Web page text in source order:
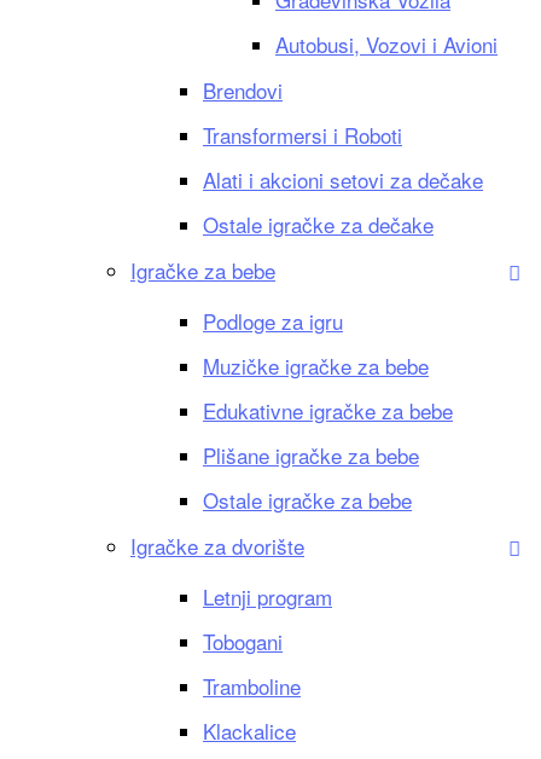
Autobusi, Vozovi i Avioni
Brendovi
Transformersi i Roboti
Alati i akcioni setovi za dečake
Ostale igračke za dečake
Igračke za bebe
Podloge za igru
Muzičke igračke za bebe
Edukativne igračke za bebe
Plišane igračke za bebe
Ostale igračke za bebe
Igračke za dvorište
Letnji program
Tobogani
Tramboline
Klackalice